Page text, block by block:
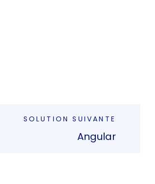
SOLUTION SUIVANTE
Angular